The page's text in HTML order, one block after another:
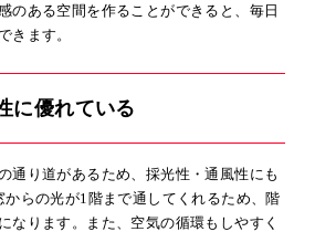
のある空間を作ることができると、毎日
きます。
に優れている
通り道があるため、採光性・通風性にも
らの光が1階まで通してくれるため、階
なります。また、空気の循環もしやすく